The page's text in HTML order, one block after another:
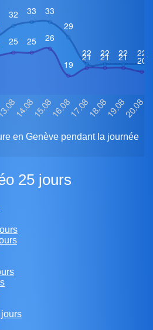
en Genève pendant la journée
25 jours